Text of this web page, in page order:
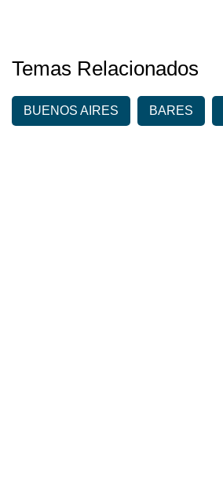
Temas Relacionados
BUENOS AIRES BARES